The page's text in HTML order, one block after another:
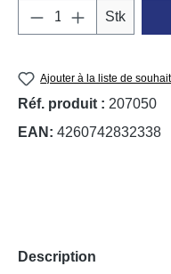
Quantité de
Stk
Ajouter à la liste de
Réf. produit : 207050
EAN: 4260742832338
Description